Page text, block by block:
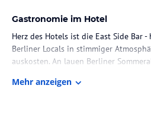
Gastronomie im Hotel
Herz des Hotels ist die East Side Bar
Berliner Locals in stimmiger
auskosten. An lauen Berliner
Umgebung oder mit Blick auf den
Mehr anzeigen